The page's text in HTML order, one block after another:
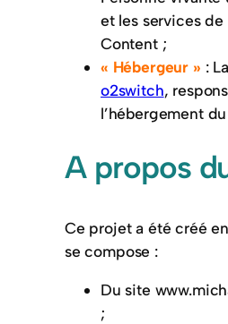
et les services de
Content ;
« Hébergeur » :
o2switch,
l’hébergement
A propos
Ce projet a été créé
se compose :
Du site
;